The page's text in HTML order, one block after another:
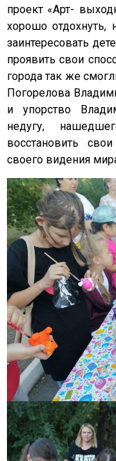
проект «Арт-
хорошо
заинтересовать
проявить свои
города так же
Погорелова
и упорство
недугу,
восстановить
своего видения